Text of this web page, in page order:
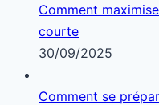
Comment
courte
30/09/2025
Comment se